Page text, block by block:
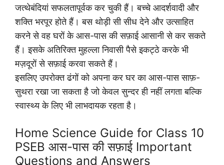
जत्थेबंदियां सफलतापूर्वक कर चुकी हैं। बच्चे आदर्शवादी और
शक्ति भरपूर होते हैं। बस थोड़ी सी सीध देने और उत्साहित
करने से वह घरों के आस-पास की सफ़ाई आसानी से कर सकते
हैं। इसके अतिरिक्त मुहल्ला निवासी पैसे इकट्ठे करके भी
मज़दूरों से सफ़ाई करवा सकते हैं।
इसलिए उपरोक्त ढंगों को अपना कर घर का आस-पास साफ़-
सुथरा रखा जा सकता है जो केवल सुन्दर ही नहीं लगता बल्कि
स्वास्थ्य के लिए भी लाभदायक रहता है।
Home Science Guide for Class 10
PSEB आस-पास की सफ़ाई Important
Questions and Answers